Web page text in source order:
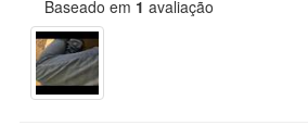
Baseado em 1 avaliação